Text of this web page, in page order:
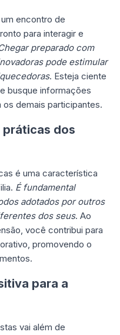
encontro de
para interagir e
preparado com
pode estimular
. Esteja ciente
busque informações
demais participantes.
práticas dos
é uma característica
É fundamental
adotados por outros
dos seus. Ao
você contribui para
promovendo o
para a
vai além de